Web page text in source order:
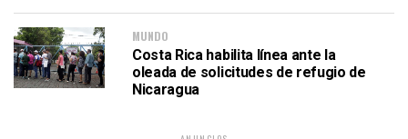
MUNDO
Costa Rica habilita línea ante la
oleada de solicitudes de refugio de
Nicaragua